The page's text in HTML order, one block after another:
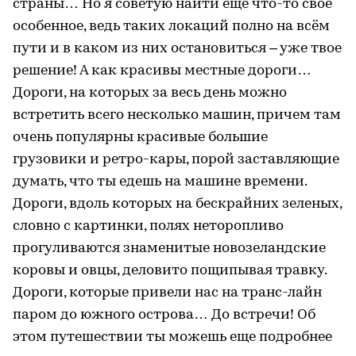
страны… Но я советую найти еще что-то своё
особенное, ведь таких локаций полно на всём
пути и в каком из них остановиться – уже твое
решение! А как красивы местные дороги…
Дороги, на которых за весь день можно
встретить всего несколько машин, причем там
очень популярны красивые большие
грузовики и ретро-кары, порой заставляющие
думать, что ты едешь на машине времени.
Дороги, вдоль которых на бескрайних зеленых,
словно с картинки, полях неторопливо
прогуливаются знаменитые новозеландские
коровы и овцы, деловито пощипывая травку.
Дороги, которые привели нас на транс-лайн
паром до южного острова… До встречи! Об
этом путешествии ты можешь еще подробнее